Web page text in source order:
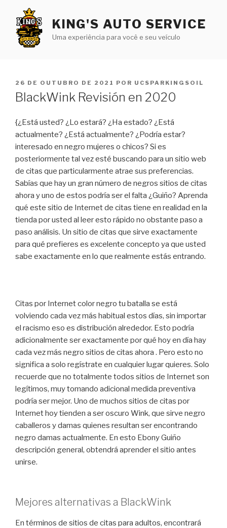
conteúdo
KING'S AUTO SERVICE
Uma experiência para você e seu veículo
PUBLICADO
EM
26 DE OUTUBRO DE 2021 POR UCSPARKINGSOIL
BlackWink Revisión en 2020
{¿Está usted? ¿Lo estará? ¿Ha estado? ¿Está
actualmente? ¿Está actualmente? ¿Podría estar?
interesado en negro mujeres o chicos? Si es
posteriormente tal vez esté buscando para un sitio web
de citas que particularmente atrae sus preferencias.
Sabías que hay un gran número de negros sitios de citas
ahora y uno de estos podría ser el falta ¿Guiño? Aprenda
qué este sitio de Internet de citas tiene en realidad en la
tienda por usted al leer esto rápido no obstante paso a
paso análisis. Un sitio de citas que sirve exactamente
para qué prefieres es excelente concepto ya que usted
sabe exactamente en lo que realmente estás entrando.
Citas por Internet color negro tu batalla se está
volviendo cada vez más habitual estos días, sin importar
el racismo eso es distribución alrededor. Esto podría
adicionalmente ser exactamente por qué hoy en día hay
cada vez más negro sitios de citas ahora . Pero esto no
significa a solo regístrate en cualquier lugar quieres. Solo
recuerde que no totalmente todos sitios de Internet son
legítimos, muy tomando adicional medida preventiva
podría ser mejor. Uno de muchos sitios de citas por
Internet hoy tienden a ser oscuro Wink, que sirve negro
caballeros y damas quienes resultan ser encontrando
negro damas actualmente. En esto Ebony Guiño
descripción general, obtendrá aprender el sitio antes
unirse.
Mejores alternativas a BlackWink
En términos de sitios de citas para adultos, encontrará